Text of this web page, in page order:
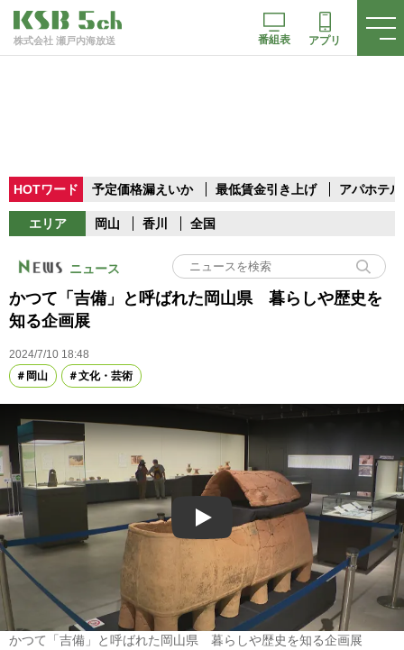
株式会社 瀬戸内海放送 番組表 アプリ
HOTワード 予定価格漏えいか 最低賃金引き上げ アパホテル
エリア 岡山 香川 全国
ニュース
かつて「吉備」と呼ばれた岡山県 暮らしや歴史を
知る企画展
2024/7/10 18:48
岡山
文化・芸術
Play
かつて「吉備」と呼ばれた岡山県 暮らしや歴史を知る企画展